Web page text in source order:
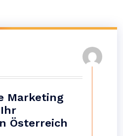
Marketing
Österreich